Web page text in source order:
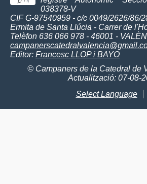
038378-V
CIF G-97540959 - c/c 0049/2626/86/
Ermita de Santa Llúcia - Carrer de
Telèfon 636 066 978 - 46001 -
Editor: Francesc LLOP i BAYO
© Campaners de la Catedral de
Actualització: 07-08-
Select Language